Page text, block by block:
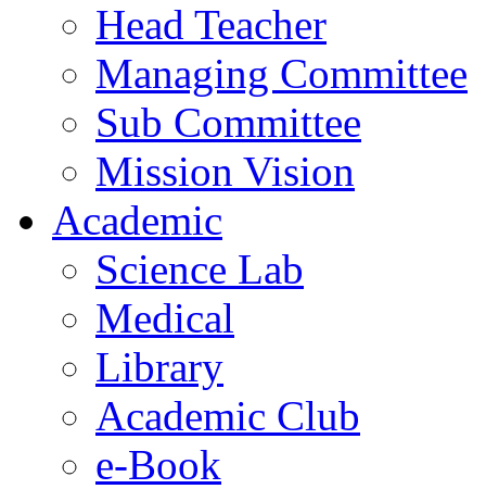
Head Teacher
Managing Committee
Sub Committee
Mission Vision
Academic
Science Lab
Medical
Library
Academic Club
e-Book